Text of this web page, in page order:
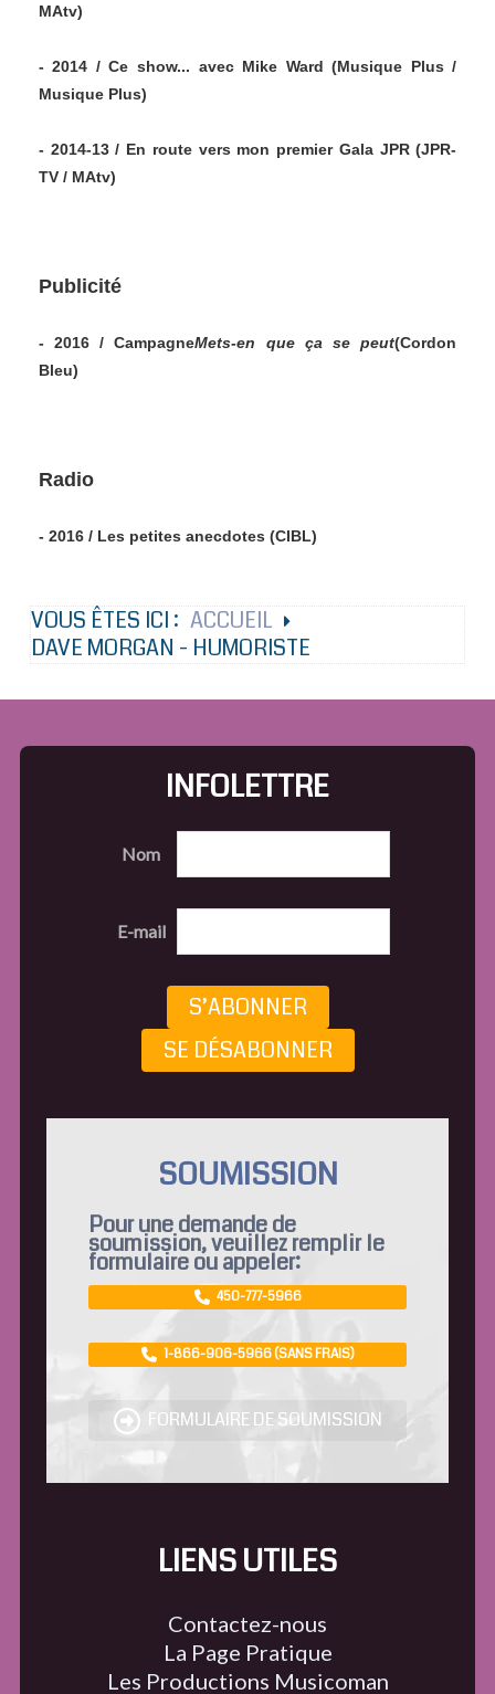
MAtv)
- 2014 / Ce show... avec Mike Ward (Musique Plus /
Musique Plus)
- 2014-13 / En route vers mon premier Gala JPR (JPR-
TV / MAtv)
Publicité
- 2016 / CampagneMets-en que ça se peut(Cordon
Bleu)
Radio
- 2016 / Les petites anecdotes (CIBL)
VOUS ÊTES ICI : ACCUEIL
DAVE MORGAN - HUMORISTE
INFOLETTRE
Nom
E-mail
S’ABONNER
SE DÉSABONNER
SOUMISSION
Pour une demande de
soumission, veuillez remplir le
formulaire ou appeler:
450-777-5966
1-866-906-5966 (SANS FRAIS)
FORMULAIRE DE SOUMISSION
LIENS UTILES
Contactez-nous
La Page Pratique
Les Productions Musicoman